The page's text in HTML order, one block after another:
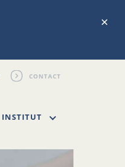
×
CONTACT
INSTITUT